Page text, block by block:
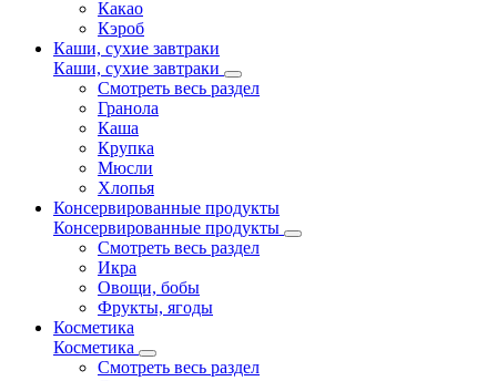
Какао
Кэроб
Каши, сухие завтраки
Каши, сухие завтраки
Смотреть весь раздел
Гранола
Каша
Крупка
Мюсли
Хлопья
Консервированные продукты
Консервированные продукты
Смотреть весь раздел
Икра
Овощи, бобы
Фрукты, ягоды
Косметика
Косметика
Смотреть весь раздел